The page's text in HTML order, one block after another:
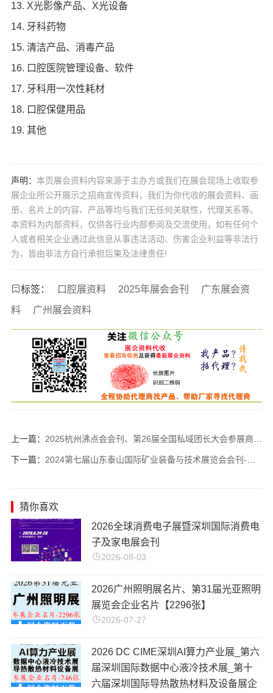
13. X光影像产品、X光设备
14. 牙科药物
15. 清洁产品、消毒产品
16. 口腔医院管理设备、软件
17. 牙科用一次性耗材
18. 口腔保健用品
19. 其他
声明： 本页展会资料内容来源于主办方或我们在展会现场上收取参
展企业所公开展示之招商宣传资料，我们为你代收的展会资料、画
册、名片上的内容、产品等均与我们无任何关联性，代理关系等。
本资料为内部资料，仅供各行业内部参阅及交流使用，如有任何个
人或者相关企业通过此信息从事违法活动、伤害企业利益等非法行
为，皆由非法方自行承担后果及法律责任!
标签： 口腔展资料 2025年展会会刊
广东展会资
料
广州展会资料
上一篇： 2025杭州沸点会会刊、第26届全国私域团长大会参展商名录
下一篇： 2024第七届山东泰山国际矿业装备与技术展览会会刊-参展商名录
猜你喜欢
​2026全球消费电子展暨深圳国际消费电
子及家电展会刊
2026-08-03
2026广州照明展名片、第31届光亚照明
展览会企业名片【2296张】
2026-07-27
2026 DC CIME深圳AI算力产业展_第六
届深圳国际数据中心液冷技术展_第十
六届深圳国际导热散热材料及设备展企